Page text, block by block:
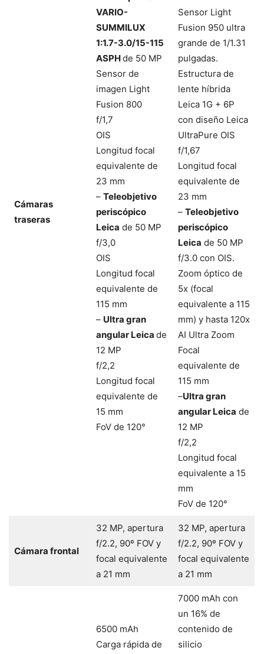
Cámaras
traseras
VARIO-
SUMMILUX
1:1.7-3.0/15-115
ASPHde 50 MP
Sensor de
imagen Light
Fusion 800
f/1,7
OIS
Longitud focal
equivalente de
23 mm
– Teleobjetivo
periscópico
Leica de 50 MP
f/3,0
OIS
Longitud focal
equivalente de
115 mm
– Ultra gran
angular Leica de
12 MP
f/2,2
Longitud focal
equivalente de
15 mm
FoV de 120°
Sensor Light
Fusion 950 ultra
grande de 1/1.31
pulgadas.
Estructura de
lente híbrida
Leica 1G + 6P
con diseño Leica
UltraPure OIS
f/1,67
Longitud focal
equivalente de
23 mm
– Teleobjetivo
periscópico
Leica de 50 MP
f/3.0 con OIS.
Zoom óptico de
5x (focal
equivalente a 115
mm) y hasta 120x
AI Ultra Zoom
Focal
equivalente de
115 mm
–Ultra gran
angular Leica de
12 MP
f/2,2
Longitud focal
equivalente a 15
mm
FoV de 120°
Cámara frontal
32 MP, apertura
f/2.2, 90º FOV y
focal equivalente
a 21 mm
32 MP, apertura
f/2.2, 90º FOV y
focal equivalente
a 21 mm
6500 mAh
Carga rápida de
7000 mAh con
un 16% de
contenido de
silicio